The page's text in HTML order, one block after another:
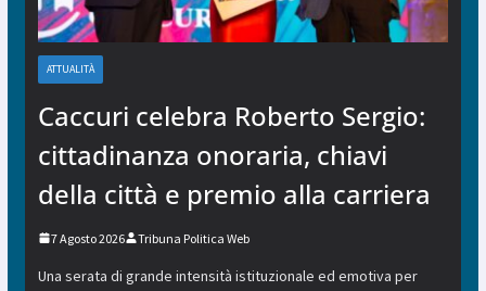
ATTUALITÀ
Caccuri celebra Roberto Sergio:
cittadinanza onoraria, chiavi
della città e premio alla carriera
7 Agosto 2026 Tribuna Politica Web
Una serata di grande intensità istituzionale ed emotiva per